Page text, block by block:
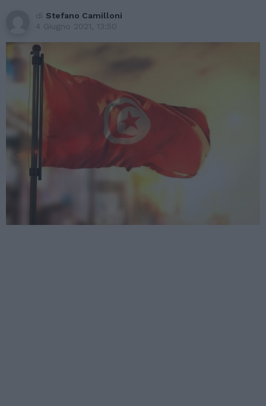
di Stefano Camilloni
4 Giugno 2021, 13:50